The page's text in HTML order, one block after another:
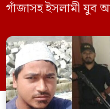
গাঁজাসহ ইসলামী যুব
ভিত্তিতে অভিযান
এক সদস্যকে আটক করা
সূত্রে জানা গেছে,
ভিত্তিতে র‍্যাব-৮,